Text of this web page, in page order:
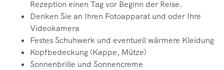
Rezeption einen Tag vor Beginn der Reise.
Denken Sie an Ihren Fotoapparat und oder Ihre
Videokamera
Festes Schuhwerk und eventuell wärmere Kleidung
Kopfbedeckung (Kappe, Mütze)
Sonnenbrille und Sonnencreme